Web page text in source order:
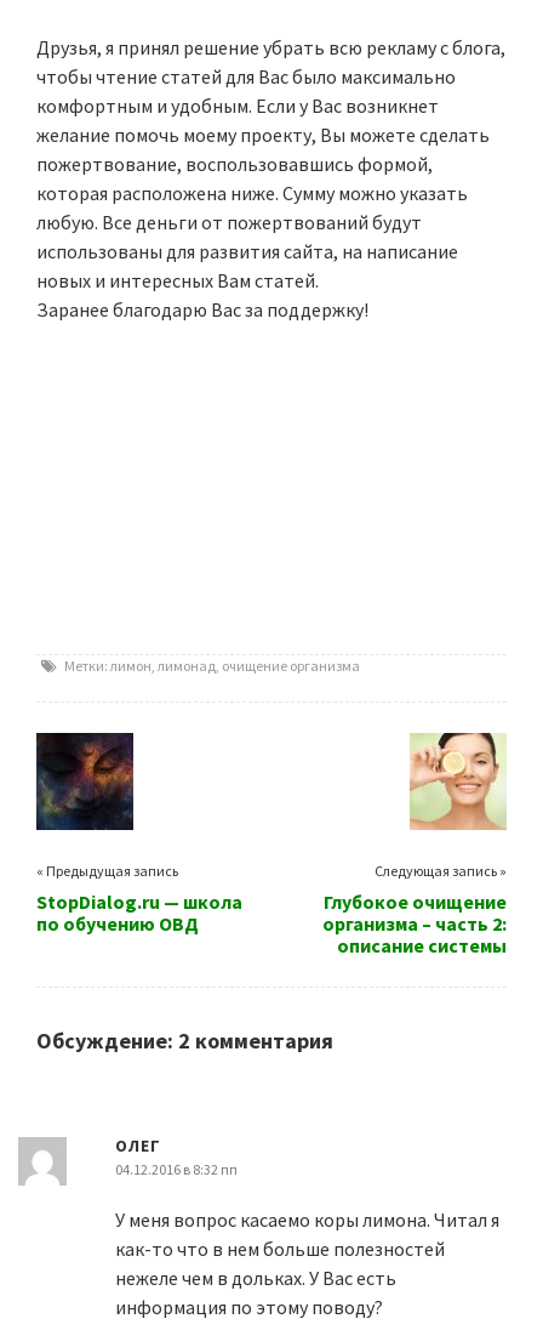
Друзья, я принял решение убрать всю рекламу с блога,
чтобы чтение статей для Вас было максимально
комфортным и удобным. Если у Вас возникнет
желание помочь моему проекту, Вы можете сделать
пожертвование, воспользовавшись формой,
которая расположена ниже. Сумму можно указать
любую. Все деньги от пожертвований будут
использованы для развития сайта, на написание
новых и интересных Вам статей.
Заранее благодарю Вас за поддержку!
Метки: лимон лимонад очищение организма
« Предыдущая запись
StopDialog.ru — школа
по обучению ОВД
Следующая запись »
Глубокое очищение
организма – часть 2:
описание системы
Обсуждение: 2 комментария
ОЛЕГ
04.12.2016 в 8:32 пп
У меня вопрос касаемо коры лимона. Читал я
как-то что в нем больше полезностей
нежеле чем в дольках. У Вас есть
информация по этому поводу?